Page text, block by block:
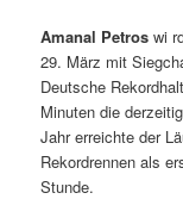
Amanal Petros wi
29. März mit
Deutsche
Minuten die
Jahr erreichte der
Rekordrennen als
Stunde.